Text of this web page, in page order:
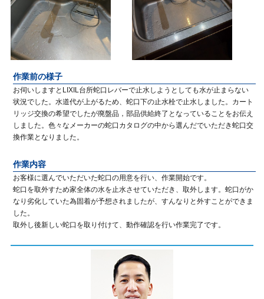
作業前の様子
お伺いしますとLIXIL台所蛇口レバーで止水しようとしても水が止まらない
状況でした。水道代が上がるため、蛇口下の止水栓で止水しました。カート
リッジ交換の希望でしたが廃盤品，部品供給終了となっていることをお伝え
しました。色々なメーカーの蛇口カタログの中から選んだでいただき蛇口交
換作業となりました。
作業内容
お客様に選んでいただいた蛇口の用意を行い、作業開始です。
蛇口を取外すため家全体の水を止水させていただき、取外します。蛇口がか
なり劣化していた為固着が予想されましたが、すんなりと外すことができま
した。
取外し後新しい蛇口を取り付けて、動作確認を行い作業完了です。